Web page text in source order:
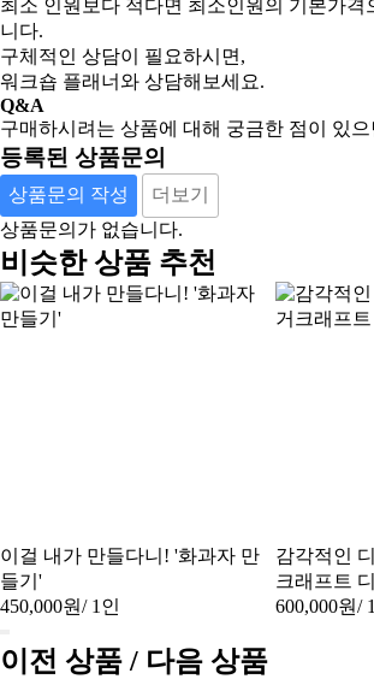
최소 인원보다 적다면 최소인원의 기본가격
니다.
구체적인 상담이 필요하시면,
워크숍 플래너와 상담해보세요.
Q&A
구매하시려는 상품에 대해 궁금한 점이 있
등록된 상품문의
상품문의 작성
더보기
상품문의가 없습니다.
비슷한 상품 추천
이걸 내가 만들다니! '화과자 만
들기'
450,000원/ 1인
감각적인
크래프트
600,000원/
이전 상품 / 다음 상품